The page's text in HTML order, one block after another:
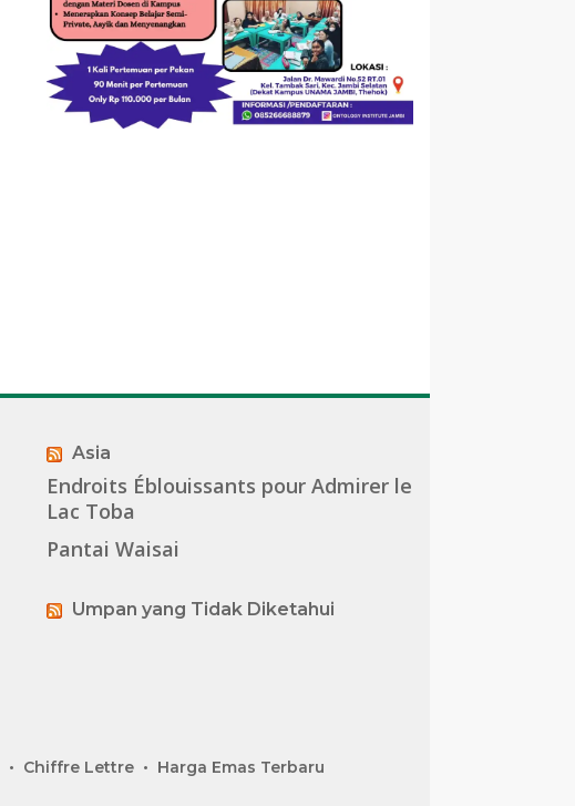
Asia
Endroits Éblouissants pour Admirer le
Lac Toba
Pantai Waisai
Umpan yang Tidak Diketahui
Chiffre Lettre Harga Emas Terbaru